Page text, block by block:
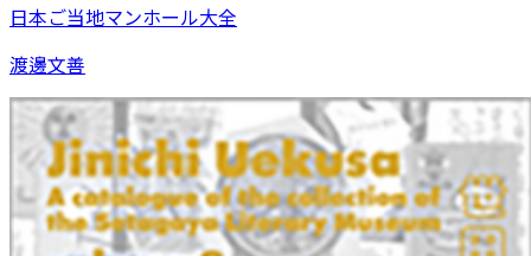
日本ご当地マンホール大全
渡邊文善